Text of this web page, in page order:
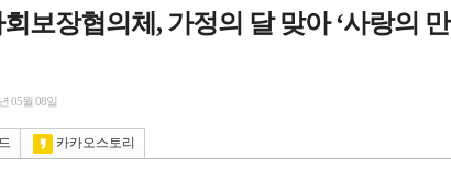
북봉사회, 포천시 ..
‘아름드리’, 안전부터 나눔까..
보장협의체, 가정의 달 맞아 ‘사랑의 만
05월 08일
카카오스토리